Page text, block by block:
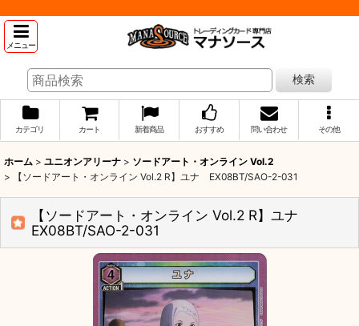
メニュー
検索
カテゴリ カート 新着商品 おすすめ 問い合わせ その他
ホーム > ユニオンアリーナ > ソードアート・オンライン Vol.2
>
【ソードアート・オンライン Vol.2 R】ユナ EX08BT/SAO-2-031
【ソードアート・オンライン Vol.2 R】ユナ
EX08BT/SAO-2-031